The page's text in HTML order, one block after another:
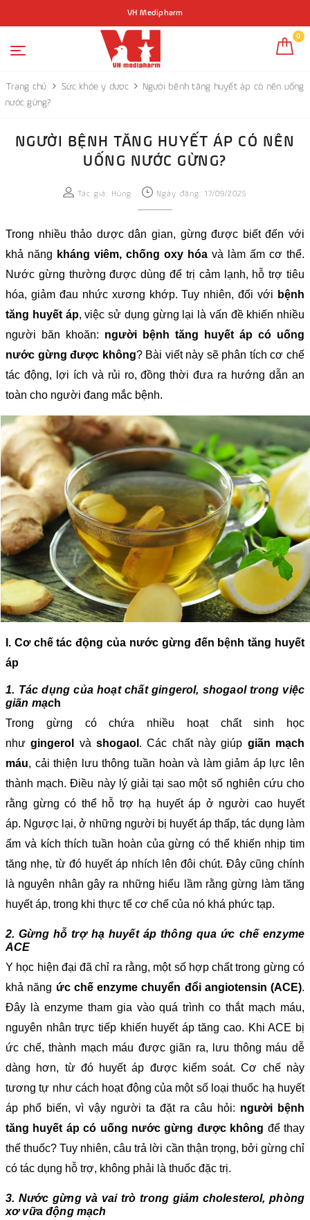
VH Medipharm
0
Trang chủ Sức khỏe y dược
Người bệnh tăng huyết áp có nên uống
nước gừng?
NGƯỜI BỆNH TĂNG HUYẾT ÁP CÓ NÊN
UỐNG NƯỚC GỪNG?
Tác giả: Hùng Ngày đăng: 17/09/2025
Trong nhiều thảo dược dân gian, gừng được biết đến với
khả năng kháng viêm, chống oxy hóa và làm ấm cơ thể.
Nước gừng thường được dùng để trị cảm lạnh, hỗ trợ tiêu
hóa, giảm đau nhức xương khớp. Tuy nhiên, đối với bệnh
tăng huyết áp, việc sử dụng gừng lại là vấn đề khiến nhiều
người băn khoăn: người bệnh tăng huyết áp có uống
nước gừng được không? Bài viết này sẽ phân tích cơ chế
tác động, lợi ích và rủi ro, đồng thời đưa ra hướng dẫn an
toàn cho người đang mắc bệnh.
I. Cơ chế tác động của nước gừng đến bệnh tăng huyết
áp
1. Tác dụng của hoạt chất gingerol, shogaol trong việc
giãn mạch
Trong gừng có chứa nhiều hoạt chất sinh học
như gingerol và shogaol . Các chất này giúp giãn mạch
máu, cải thiện lưu thông tuần hoàn và làm giảm áp lực lên
thành mạch. Điều này lý giải tại sao một số nghiên cứu cho
rằng gừng có thể hỗ trợ hạ huyết áp ở người cao huyết
áp. Ngược lại, ở những người bị huyết áp thấp, tác dụng làm
ấm và kích thích tuần hoàn của gừng có thể khiến nhịp tim
tăng nhẹ, từ đó huyết áp nhích lên đôi chút. Đây cũng chính
là nguyên nhân gây ra những hiểu lầm rằng gừng làm tăng
huyết áp, trong khi thực tế cơ chế của nó khá phức tạp.
2. Gừng hỗ trợ hạ huyết áp thông qua ức chế enzyme
ACE
Y học hiện đại đã chỉ ra rằng, một số hợp chất trong gừng có
khả năng ức chế enzyme chuyển đổi angiotensin (ACE).
Đây là enzyme tham gia vào quá trình co thắt mạch máu,
nguyên nhân trực tiếp khiến huyết áp tăng cao. Khi ACE bị
ức chế, thành mạch máu được giãn ra, lưu thông máu dễ
dàng hơn, từ đó huyết áp được kiểm soát. Cơ chế này
tương tự như cách hoạt động của một số loại thuốc hạ huyết
áp phổ biến, vì vậy người ta đặt ra câu hỏi: người bệnh
tăng huyết áp có uống nước gừng được không để thay
thế thuốc? Tuy nhiên, câu trả lời cần thận trọng, bởi gừng chỉ
có tác dụng hỗ trợ, không phải là thuốc đặc trị.
3. Nước gừng và vai trò trong giảm cholesterol, phòng
xơ vữa động mạch